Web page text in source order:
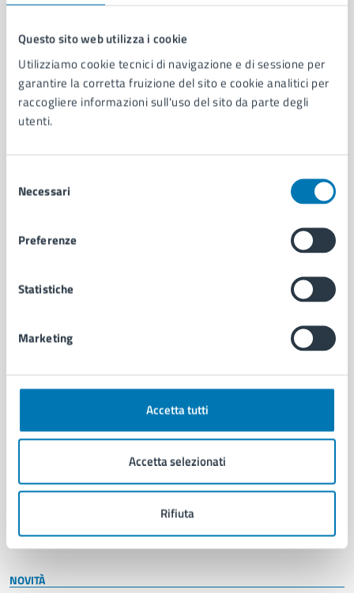
Questo sito web utilizza i cookie
Utilizziamo cookie tecnici di navigazione e di sessione per
garantire la corretta fruizione del sito e cookie analitici per
raccogliere informazioni sull'uso del sito da parte degli
utenti.
delNecessari
Preferenze
Statistiche
Marketing
Accetta tutti
Accetta selezionati
Rifiuta
Comune di Napoli
AMMINISTRAZIONE
Aree amministrative
Organi di governo
Enti e fondazioni
Politici
Documenti e dati
Ambiente
Cultura e tempo libero
Educazione e formazione
Salute, benessere e assistenza
NOVITÀ